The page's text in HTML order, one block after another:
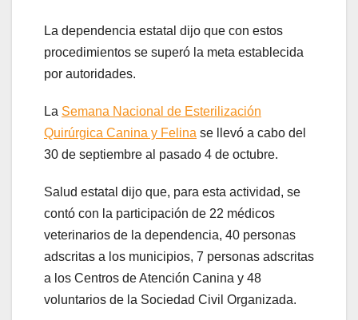
La dependencia estatal dijo que con estos
procedimientos se superó la meta establecida
por autoridades.
La Semana Nacional de Esterilización
Quirúrgica Canina y Felina se llevó a cabo del
30 de septiembre al pasado 4 de octubre.
Salud estatal dijo que, para esta actividad, se
contó con la participación de 22 médicos
veterinarios de la dependencia, 40 personas
adscritas a los municipios, 7 personas adscritas
a los Centros de Atención Canina y 48
voluntarios de la Sociedad Civil Organizada.